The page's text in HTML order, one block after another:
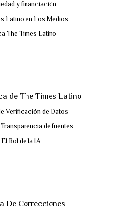
y financiación
Latino en Los Medios
The Times Latino
de The Times Latino
Verificación de Datos
de fuentes
El Rol de la IA
De Correcciones